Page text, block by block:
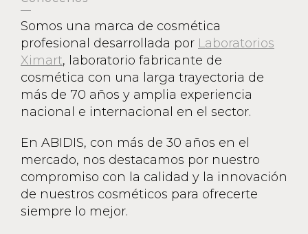
Somos una marca de cosmética
profesional desarrollada por Laboratorios
Ximart, laboratorio fabricante de
cosmética con una larga trayectoria de
más de 70 años y amplia experiencia
nacional e internacional en el sector.
En ABIDIS, con más de 30 años en el
mercado, nos destacamos por nuestro
compromiso con la calidad y la innovación
de nuestros cosméticos para ofrecerte
siempre lo mejor.